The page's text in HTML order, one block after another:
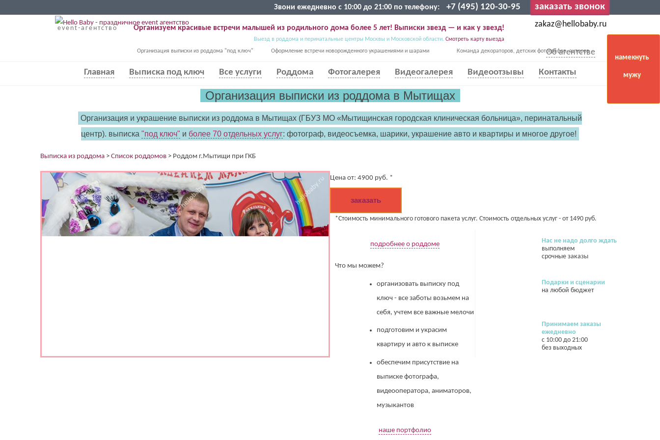
Звони ежедневно с 10:00 до 21:00 по телефону: +7 (495) 120-30-95 заказать звонок
Организуем красивые встречи малышей из родильного дома более 5 лет! Выписки звезд — и как у звезд!
Выезд в роддома и перинатальные центры Москвы и Московской области. Смотреть карту выезда
Организация выписки из роддома "под ключ"
Оформление встречи новорожденного украшениями и шарами Команда декораторов, детских фотографов, актеров
event-агентство zakaz@hellobaby.ru
Об агентстве
Главная Выписка под ключ Все услуги Роддома Фотогалерея Видеогалерея Видеоотзывы Контакты
намекнуть
мужу
(работает только если на устройстве установлен указанный мессенджер)
Имя мужа:*
Его телефон:*
Подтверждаю свое согласие на обработку персональных данных в
Организация выписки из роддома в Мытищах
Организация и украшение выписки из роддома в Мытищах (ГБУЗ МО «Мытищинская городская клиническая больница», перинатальный
центр). выписка "под ключ" и более 70 отдельных услуг: фотограф, видеосъемка, шарики, украшение авто и квартиры и многое другое!
Выписка из роддома > Список роддомов > Роддом г.Мытищи при ГКБ
Цена от: 4900 руб. *
заказать
*Стоимость минимального готового пакета услуг. Стоимость отдельных услуг - от 1490 руб.
Нас не надо долго ждать
выполняем
срочные заказы
Подарки и сценарии
на любой бюджет
Принимаем заказы
ежедневно
с 10:00 до 21:00
без выходных
подробнее о роддоме
Что мы можем?
организовать выписку под
ключ - все заботы возьмем на
себя, учтем все важные мелочи
подготовим и украсим
квартиру и авто к выписке
обеспечим присутствие на
выписке фотографа,
видеооператора, аниматоров,
музыкантов
наше портфолио